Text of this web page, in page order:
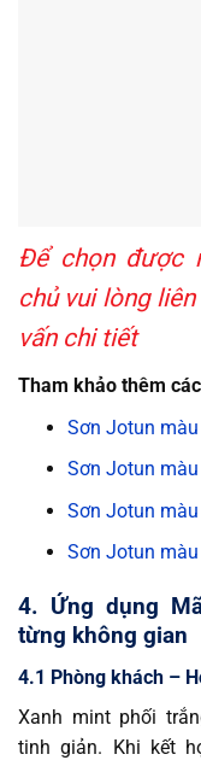
Để chọn được
chủ vui lòng liên
vấn chi tiết
Tham khảo thêm
Sơn Jotun
Sơn Jotun
Sơn Jotun
Sơn Jotun
4. Ứng dụng
từng không gian
4.1 Phòng khách –
Xanh mint phối
tinh giản. Khi kết